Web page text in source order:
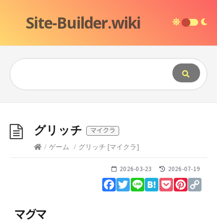
Site-Builder.wiki
グリッチ
マイクラ
/ ゲーム / グリッチ [マイクラ]
2026-03-23 2026-07-19
Facebook
Twitter
Line HatenaPocket
マグマ